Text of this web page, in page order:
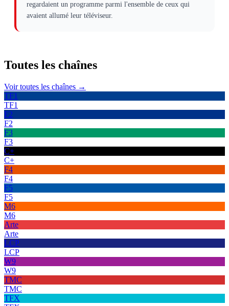
regardaient un programme parmi l'ensemble de ceux qui
avaient allumé leur téléviseur.
Toutes les chaînes
Voir toutes les chaînes →
TF1
TF1
F2
F2
F3
F3
C+
C+
F4
F4
F5
F5
M6
M6
Arte
Arte
LCP
LCP
W9
W9
TMC
TMC
TFX